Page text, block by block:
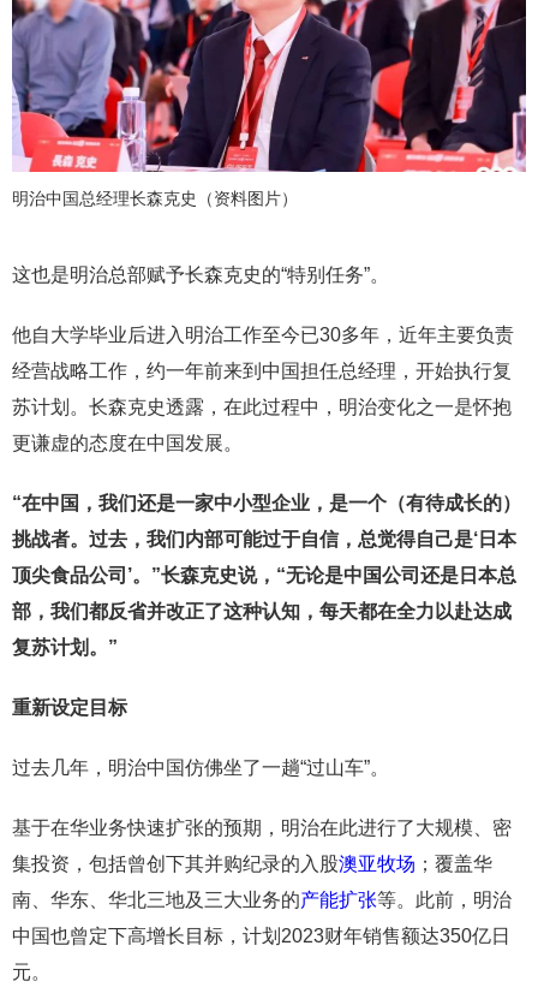
明治中国总经理长森克史（资料图片）
这也是明治总部赋予长森克史的“特别任务”。
他自大学毕业后进入明治工作至今已30多年，近年主要负责
经营战略工作，约一年前来到中国担任总经理，开始执行复
苏计划。长森克史透露，在此过程中，明治变化之一是怀抱
更谦虚的态度在中国发展。
“在中国，我们还是一家中小型企业，是一个（有待成长的）
挑战者。过去，我们内部可能过于自信，总觉得自己是‘日本
顶尖食品公司’。”长森克史说，“无论是中国公司还是日本总
部，我们都反省并改正了这种认知，每天都在全力以赴达成
复苏计划。”
重新设定目标
过去几年，明治中国仿佛坐了一趟“过山车”。
基于在华业务快速扩张的预期，明治在此进行了大规模、密
集投资，包括曾创下其并购纪录的入股澳亚牧场 ；覆盖华
南、华东、华北三地及三大业务的产能扩张等。此前，明治
中国也曾定下高增长目标，计划2023财年销售额达350亿日
元。